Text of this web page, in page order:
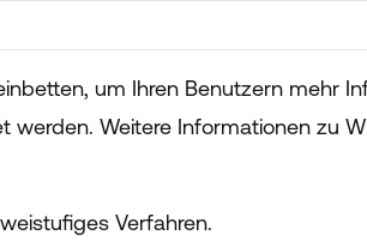
um Ihren Benutzern mehr
werden. Weitere Informationen zu
Verfahren.